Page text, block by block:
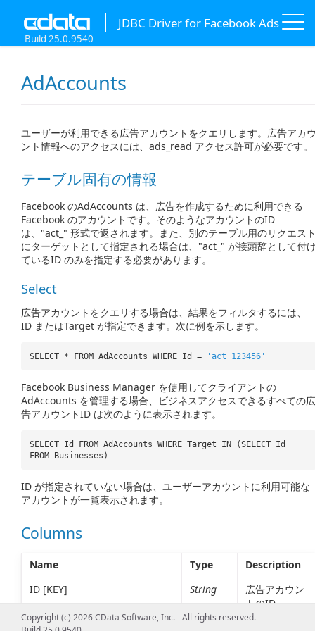
JDBC Driver for Facebook Ads
Build 25.0.9540
AdAccounts
ユーザーが利用できる広告アカウントをクエリします。広告アカ
ント情報へのアクセスには、ads_read アクセス許可が必要です。
テーブル固有の情報
Facebook のAdAccounts は、広告を作成するために利用できる
Facebook のアカウントです。そのようなアカウントのID
は、"act_" 形式で返されます。また、別のテーブル用のリクエス
にターゲットとして指定される場合は、"act_" が接頭辞として付
ているID のみを指定する必要があります。
Select
広告アカウントをクエリする場合は、結果をフィルタするには、
ID またはTarget が指定できます。次に例を示します。
SELECT * FROM AdAccounts WHERE Id = 'act_123456'
Facebook Business Manager を使用してクライアントの
AdAccounts を管理する場合、ビジネスアクセスできるすべての広
告アカウントID は次のように表示されます。
SELECT Id FROM AdAccounts WHERE Target IN (SELECT Id
FROM Businesses)
ID が指定されていない場合は、ユーザーアカウントに利用可能な
アカウントが一覧表示されます。
Columns
Name Type
Description
ID [KEY]
String
広告アカウン
トのID。
Target
Copyright (c) 2026 CData Software, Inc. - All rights reserved.